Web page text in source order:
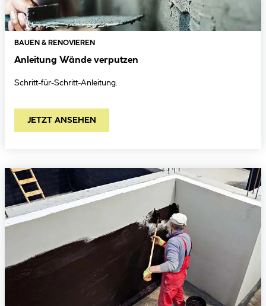
BAUEN & RENOVIEREN
Anleitung Wände verputzen
Schritt-für-Schritt-Anleitung.
JETZT ANSEHEN